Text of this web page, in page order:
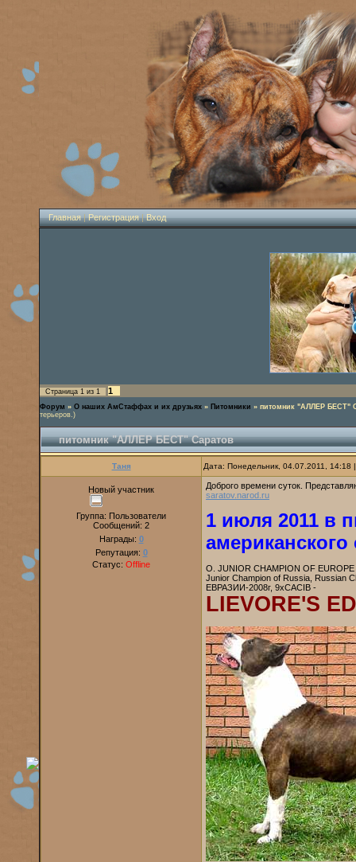
Главная|Регистрация|Вход
Страница 1 из 1 1
Форум » О наших АмСтаффах и их друзьях » Питомники » питомник "АЛЛЕР БЕСТ"
терьеров.)
питомник "АЛЛЕР БЕСТ" Саратов
Таня Дата: Понедельник, 04.07.2011,
Новый участник
Группа: Пользователи
Сообщений: 2
Награды: 0
Репутация: 0
Статус: Offline
Доброго времени суток.
saratov.narod.ru
1 июля 2011 в
О. JUNIOR CHAMPION OF EUROPE
Junior Champion of Russia, Russian
ЕВРАЗИИ-2008г, 9xCACIB -
LIEVORE'S